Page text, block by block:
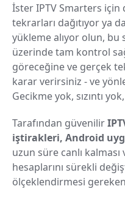
İster IPTV Smarters için
tekrarları dağıtıyor ya
yükleme alıyor olun,
üzerinde tam kontrol
göreceğine ve gerçek
karar verirsiniz - ve
Gecikme yok, sızıntı
Tarafından güvenilir
iştirakleri, Android
uzun süre canlı kalması
hesaplarını sürekli
ölçeklendirmesi gereken